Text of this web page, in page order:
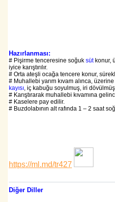
Hazırlanması:
# Pişirme tenceresine soğuk sütkonur,
iyice karıştırılır.
# Orta ateşli ocağa tencere konur,
# Muhallebi yarım kıvam alınca,
kayısı, iç kabuğu soyulmuş, iri dövülmüş
# Karıştırarak muhallebi kıvamına
# Kaselere pay edilir.
# Buzdolabının alt rafında 1 – 2 saat
https://ml.md/tr427
Diğer Diller